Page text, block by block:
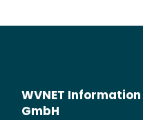
WVNET
GmbH